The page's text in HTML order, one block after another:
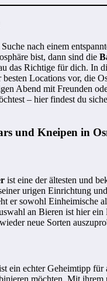
nach einem
bist, dann sind die
das Richtige für dich. In
Locations vor, die
Abend mit Freunden
– hier findest du
und Kneipen in
ist eine der ältesten und
urigen Einrichtung
er sowohl Einheimische
an Bieren ist hier
neue Sorten
ein echter Geheimtipp